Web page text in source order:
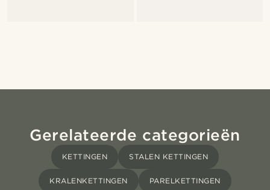
Gerelateerde categorieën
KETTINGEN STALEN KETTINGEN
KRALENKETTINGEN PARELKETTINGEN